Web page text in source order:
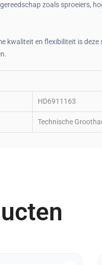
zoals sproeiers,
kwaliteit en flexibiliteit is
HD6911163
Technische